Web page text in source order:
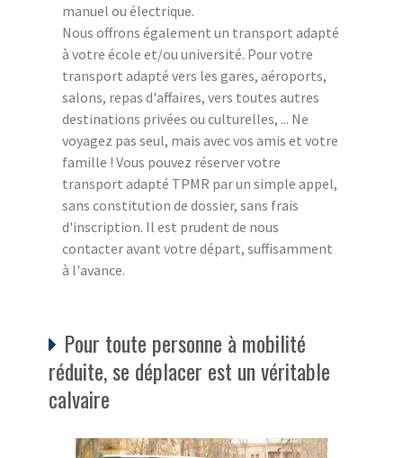
manuel ou électrique.
Nous offrons également un transport adapté
à votre école et/ou université. Pour votre
transport adapté vers les gares, aéroports,
salons, repas d'affaires, vers toutes autres
destinations privées ou culturelles, ... Ne
voyagez pas seul, mais avec vos amis et votre
famille ! Vous pouvez réserver votre
transport adapté TPMR par un simple appel,
sans constitution de dossier, sans frais
d'inscription. Il est prudent de nous
contacter avant votre départ, suffisamment
à l'avance.
Pour toute personne à mobilité
réduite, se déplacer est un véritable
calvaire